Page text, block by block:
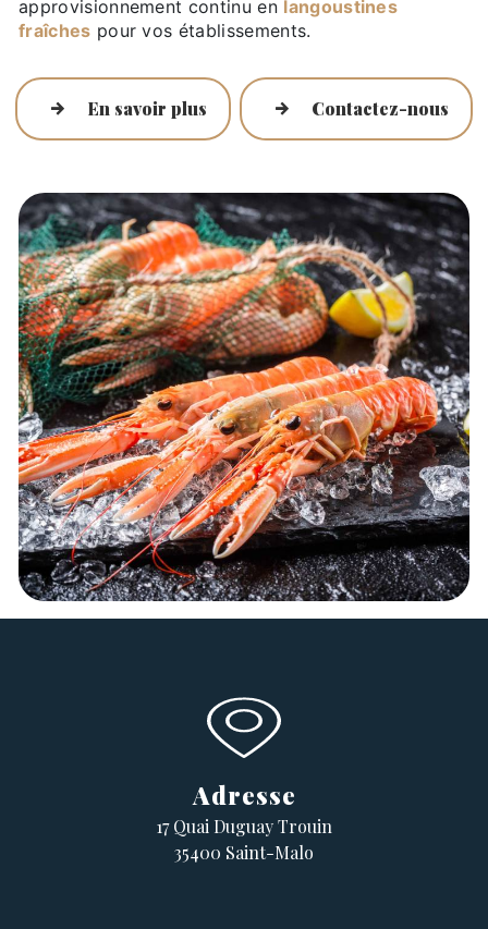
approvisionnement continu en langoustines
fraîches pour vos établissements.
En savoir plus Contactez-nous
Adresse
17 Quai Duguay Trouin
35400 Saint-Malo